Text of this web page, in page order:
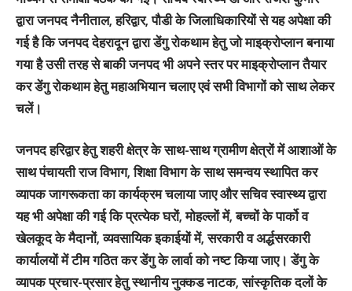
द्वारा जनपद नैनीताल, हरिद्वार, पौडी के जिलाधिकारियों से यह अपेक्षा की
गई है कि जनपद देहरादून द्वारा डेंगु रोकथाम हेतु जो माइक्रोप्लान बनाया
गया है उसी तरह से बाकी जनपद भी अपने स्तर पर माइक्रोप्लान तैयार
कर डेंगु रोकथाम हेतु महाअभियान चलाए एवं सभी विभागों को साथ लेकर
चलें।
जनपद हरिद्वार हेतु शहरी क्षेत्र के साथ-साथ ग्रामीण क्षेत्रों में आशाओं के
साथ पंचायती राज विभाग, शिक्षा विभाग के साथ समन्वय स्थापित कर
व्यापक जागरूकता का कार्यक्रम चलाया जाए और सचिव स्वास्थ्य द्वारा
यह भी अपेक्षा की गई कि प्रत्येक घरों, मोहल्लों में, बच्चों के पार्को व
खेलकूद के मैदानों, व्यवसायिक इकाईयों में, सरकारी व अर्द्धसरकारी
कार्यालयों में टीम गठित कर डेंगु के लार्वा को नष्ट किया जाए। डेंगु के
व्यापक प्रचार-प्रसार हेतु स्थानीय नुक्कड नाटक, सांस्कृतिक दलों के